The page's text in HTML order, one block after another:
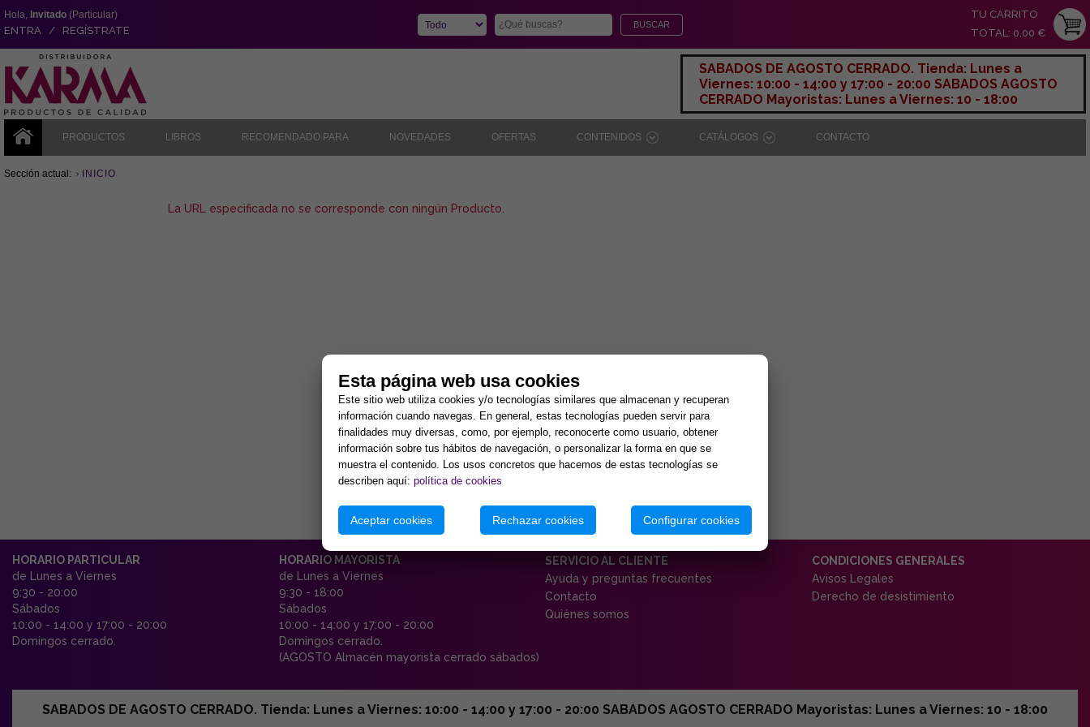
Hola, Invitado (Particular)
ENTRA / REGÍSTRATE
TU CARRITO
TOTAL: 0,00 €
SABADOS DE AGOSTO CERRADO. Tienda: Lunes a
Viernes: 10:00 - 14:00 y 17:00 - 20:00 SABADOS AGOSTO
CERRADO Mayoristas: Lunes a Viernes: 10 - 18:00
PRODUCTOS LIBROS RECOMENDADO PARA NOVEDADES OFERTAS CONTENIDOS CATÁLOGOS CONTACTO
Sección actual: INICIO
La URL especificada no se corresponde con ningún Producto.
HORARIO PARTICULAR
de Lunes a Viernes
9:30 - 20:00
Sábados
10:00 - 14:00 y 17:00 - 20:00
Domingos cerrado.
HORARIO MAYORISTA
de Lunes a Viernes
9:30 - 18:00
Sábados
10:00 - 14:00 y 17:00 - 20:00
Domingos cerrado.
(AGOSTO Almacén mayorista cerrado sábados)
SERVICIO AL CLIENTE
Ayuda y preguntas frecuentes
Contacto
Quiénes somos
CONDICIONES GENERALES
Avisos Legales
Derecho de desistimiento
SABADOS DE AGOSTO CERRADO. Tienda: Lunes a Viernes: 10:00 - 14:00 y 17:00 - 20:00 SABADOS AGOSTO CERRADO Mayoristas: Lunes a Viernes: 10 - 18:00
Esta página web usa cookies
Este sitio web utiliza cookies y/o tecnologías similares que almacenan y recuperan
información cuando navegas. En general, estas tecnologías pueden servir para
finalidades muy diversas, como, por ejemplo, reconocerte como usuario, obtener
información sobre tus hábitos de navegación, o personalizar la forma en que se
muestra el contenido. Los usos concretos que hacemos de estas tecnologías se
describen aquí: política de cookies
Aceptar cookies Rechazar cookies Configurar cookies